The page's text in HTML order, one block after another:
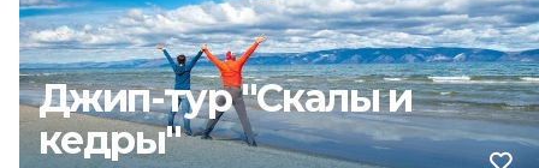
Джип-тур "Скалы и
кедры"